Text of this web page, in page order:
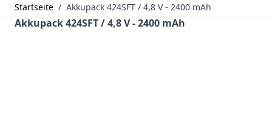
Startseite / Akkupack 424SFT / 4,8 V - 2400 mAh
Akkupack 424SFT / 4,8 V - 2400 mAh